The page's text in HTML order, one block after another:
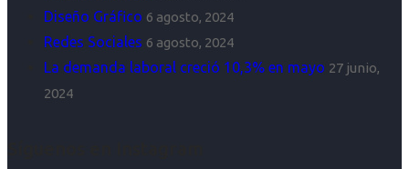
Diseño Gráfico 6 agosto, 2024
Redes Sociales 6 agosto, 2024
La demanda laboral creció 10,3% en mayo 27 junio,
2024